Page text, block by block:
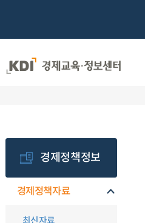
경제정책정보
경제정책자료
최신자료